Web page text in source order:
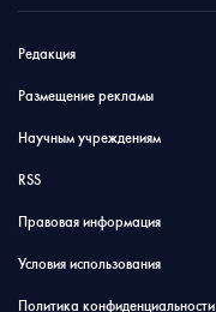
Редакция
Размещение рекламы
Научным учреждениям
RSS
Правовая информация
Условия использования
Политика конфиденциальности